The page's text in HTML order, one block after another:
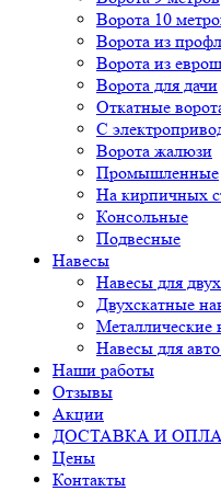
Ворота 10
Ворота из
Ворота из
Ворота для дачи
Откатные
С
Ворота жалюзи
Промышленные
На кирпичных
Консольные
Подвесные
Навесы
Навесы для
Двухскатные
Металлические
Навесы для
Наши работы
Отзывы
Акции
ДОСТАВКА И
Цены
Контакты